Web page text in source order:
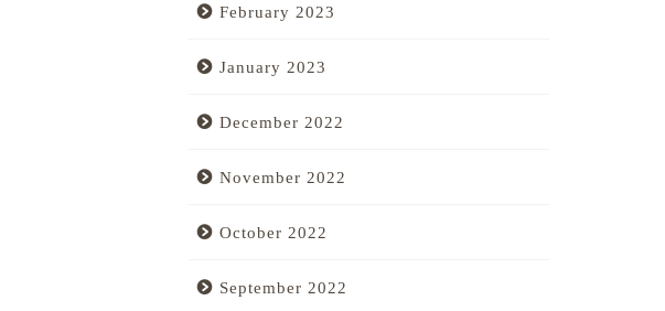
February 2023
January 2023
December 2022
November 2022
October 2022
September 2022